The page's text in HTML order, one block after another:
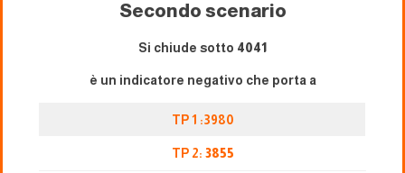
Secondo scenario
Si chiude sotto 4041
è un indicatore negativo che porta a
TP 1 :3980
TP 2: 3855